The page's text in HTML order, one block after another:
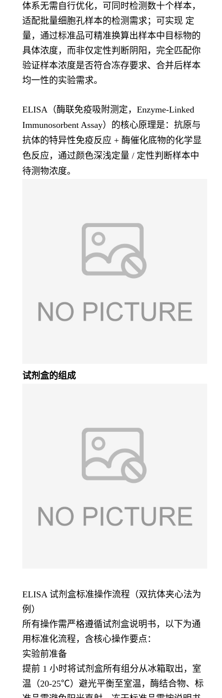
体系无需自行优化，可同时检测数十个样本，
适配批量细胞孔样本的检测需求；可实现 定
量，通过标准品可精准换算出样本中目标物的
具体浓度，而非仅定性判断阴阳，完全匹配你
验证样本浓度是否符合冻存要求、合并后样本
均一性的实验需求。
ELISA（酶联免疫吸附测定，Enzyme-Linked
Immunosorbent Assay）的核心原理是： 抗原与
抗体的特异性免疫反应 + 酶催化底物的化学显
色反应 ，通过颜色深浅定量 / 定性判断样本中
待测物浓度。
试剂盒的组成
ELISA 试剂盒标准操作流程（双抗体夹心法为
例）
所有操作需严格遵循试剂盒说明书，以下为通
用标准化流程，含核心操作要点：
实验前准备
提前 1 小时将试剂盒所有组分从冰箱取出，室
温（20-25℃）避光平衡至室温，酶结合物、标